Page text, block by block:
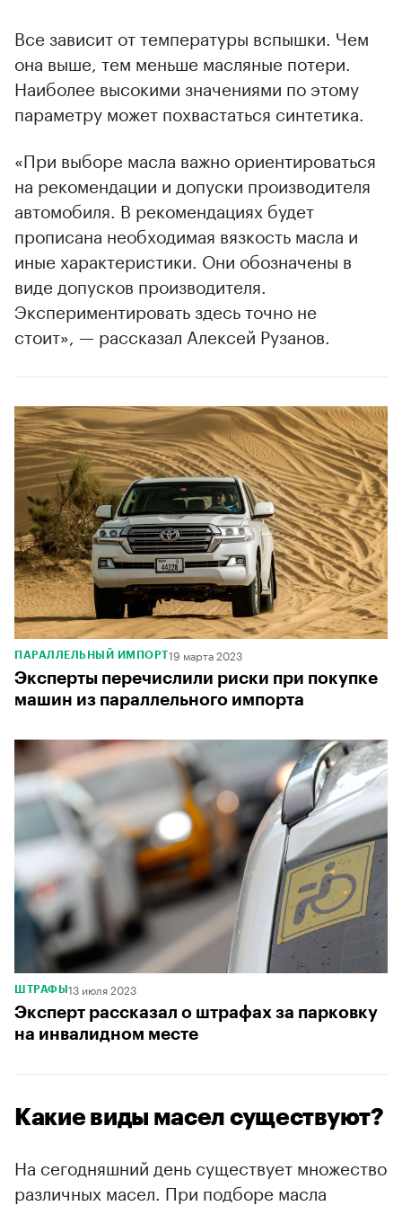
Все зависит от температуры вспышки. Чем
она выше, тем меньше масляные потери.
Наиболее высокими значениями по этому
параметру может похвастаться синтетика.
«При выборе масла важно ориентироваться
на рекомендации и допуски производителя
автомобиля. В рекомендациях будет
прописана необходимая вязкость масла и
иные характеристики. Они обозначены в
виде допусков производителя.
Экспериментировать здесь точно не
стоит», — рассказал Алексей Рузанов.
ПАРАЛЛЕЛЬНЫЙ ИМПОРТ 19 марта 2023
Эксперты перечислили риски при покупке
машин из параллельного импорта
ШТРАФЫ 13 июля 2023
Эксперт рассказал о штрафах за парковку
на инвалидном месте
Какие виды масел существуют?
На сегодняшний день существует множество
различных масел. При подборе масла